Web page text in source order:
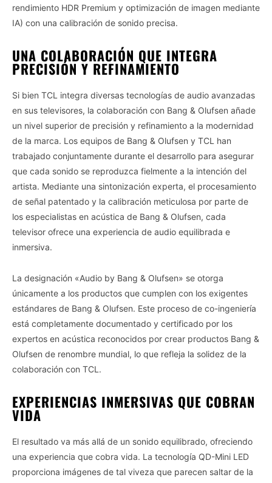
rendimiento HDR Premium y optimización de imagen mediante
IA) con una calibración de sonido precisa.
UNA COLABORACIÓN QUE INTEGRA
PRECISIÓN Y REFINAMIENTO
Si bien TCL integra diversas tecnologías de audio avanzadas
en sus televisores, la colaboración con Bang & Olufsen añade
un nivel superior de precisión y refinamiento a la modernidad
de la marca. Los equipos de Bang & Olufsen y TCL han
trabajado conjuntamente durante el desarrollo para asegurar
que cada sonido se reproduzca fielmente a la intención del
artista. Mediante una sintonización experta, el procesamiento
de señal patentado y la calibración meticulosa por parte de
los especialistas en acústica de Bang & Olufsen, cada
televisor ofrece una experiencia de audio equilibrada e
inmersiva.
La designación «Audio by Bang & Olufsen» se otorga
únicamente a los productos que cumplen con los exigentes
estándares de Bang & Olufsen. Este proceso de co-ingeniería
está completamente documentado y certificado por los
expertos en acústica reconocidos por crear productos Bang &
Olufsen de renombre mundial, lo que refleja la solidez de la
colaboración con TCL.
EXPERIENCIAS INMERSIVAS QUE COBRAN
VIDA
El resultado va más allá de un sonido equilibrado, ofreciendo
una experiencia que cobra vida. La tecnología QD-Mini LED
proporciona imágenes de tal viveza que parecen saltar de la